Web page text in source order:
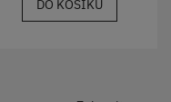
DO KOŠÍKU